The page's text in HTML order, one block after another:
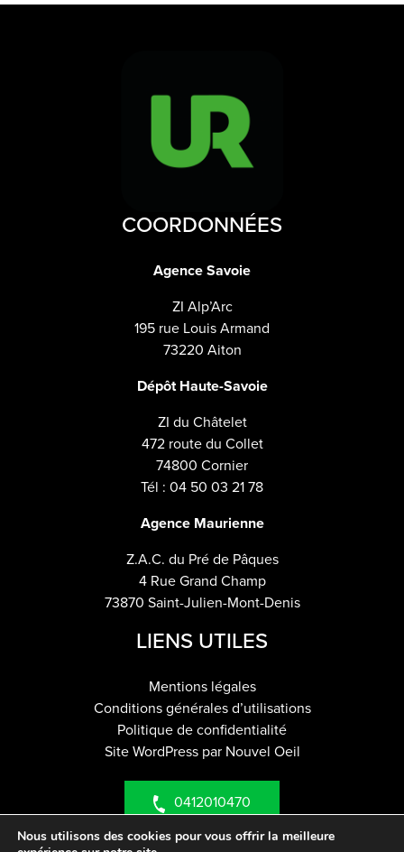
Nous utilisons des cookies pour vous offrir la meilleure
COORDONNÉES
Agence Savoie
ZI Alp’Arc
195 rue Louis Armand
73220 Aiton
Dépôt Haute-Savoie
ZI du Châtelet
472 route du Collet
74800 Cornier
Tél : 04 50 03 21 78
Agence Maurienne
Z.A.C. du Pré de Pâques
4 Rue Grand Champ
73870 Saint-Julien-Mont-Denis
LIENS UTILES
Mentions légales
Conditions générales d’utilisations
Politique de confidentialité
Site WordPress par Nouvel Oeil
0412010470